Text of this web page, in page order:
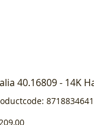
40.16809 - 14K
Productcode
8718834641185